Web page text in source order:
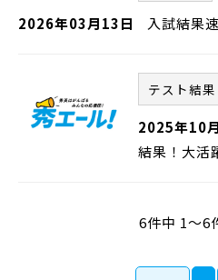
2026年03月13日 入試結果
テスト結果
2025年10
結果！大活
6件中 1～6